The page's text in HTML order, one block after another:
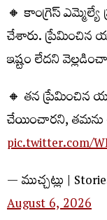
🔸 కాంగ్రెస్
చేశారు. ప్రేమించిన
ఇష్టం లేదని
🔸 తన ప్రేమించిన
చేయించారని, తమను
pic.twitter.com/
— ముచ్చట్లు |
August 6, 2026